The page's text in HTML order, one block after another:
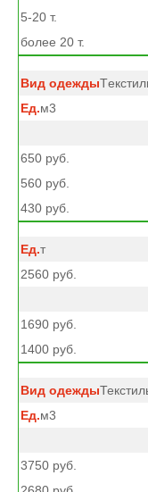
5-20 т.
более 20 т.
м3
650 руб.
560 руб.
430 руб.
т
2560 руб.
1690 руб.
1400 руб.
м3
3750 руб.